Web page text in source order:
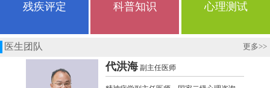
残疾评定 科普知识 心理测试
医生团队 更多>>